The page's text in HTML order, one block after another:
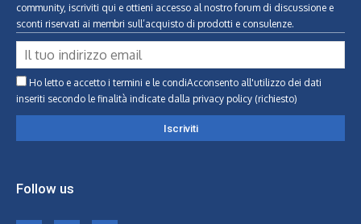
community, iscriviti qui e ottieni accesso al nostro forum di discussione e
sconti riservati ai membri sull’acquisto di prodotti e consulenze.
Ho letto e accetto i termini e le condiAcconsento all'utilizzo dei dati
inseriti secondo le finalità indicate dalla privacy policy (richiesto)
Follow us